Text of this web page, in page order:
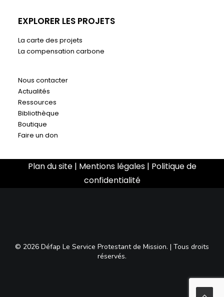
EXPLORER LES PROJETS
La carte des projets
La compensation carbone
Nous contacter
Actualités
Ressources
Bibliothèque
Boutique
Faire un don
Plan du site| Mentions légales| Politique de
confidentialité
© 2026 Défap Le Service Protestant de Mission. | Tous droits
réservés.